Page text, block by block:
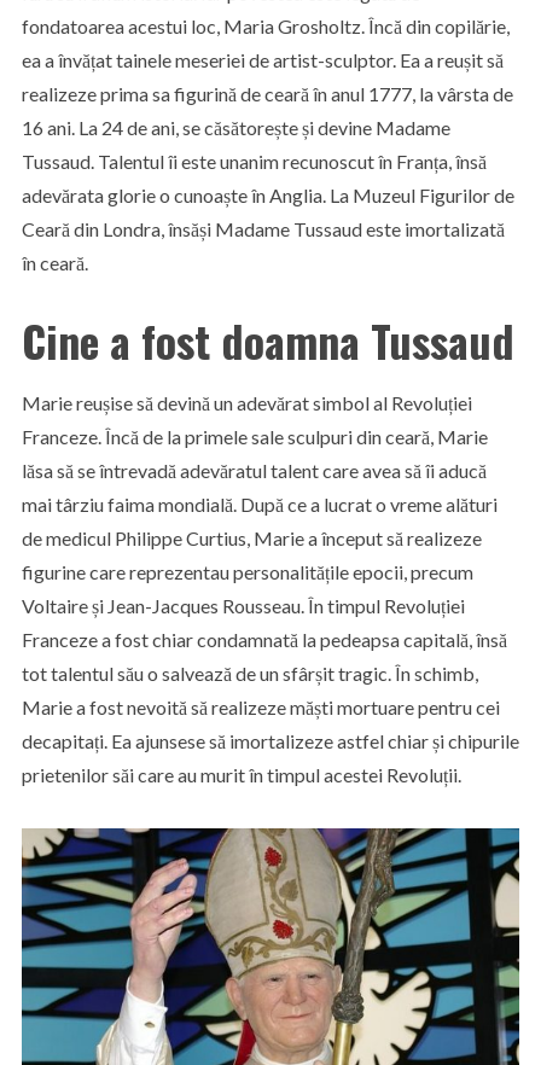
fondatoarea acestui loc, Maria Grosholtz. Încă din copilărie,
ea a învățat tainele meseriei de artist-sculptor. Ea a reușit să
realizeze prima sa figurină de ceară în anul 1777, la vârsta de
16 ani. La 24 de ani, se căsătorește și devine Madame
Tussaud. Talentul îi este unanim recunoscut în Franța, însă
adevărata glorie o cunoaște în Anglia. La Muzeul Figurilor de
Ceară din Londra, însăși Madame Tussaud este imortalizată
în ceară.
Cine a fost doamna Tussaud
Marie reușise să devină un adevărat simbol al Revoluției
Franceze. Încă de la primele sale sculpuri din ceară, Marie
lăsa să se întrevadă adevăratul talent care avea să îi aducă
mai târziu faima mondială. După ce a lucrat o vreme alături
de medicul Philippe Curtius, Marie a început să realizeze
figurine care reprezentau personalitățile epocii, precum
Voltaire și Jean-Jacques Rousseau. În timpul Revoluției
Franceze a fost chiar condamnată la pedeapsa capitală, însă
tot talentul său o salvează de un sfârșit tragic. În schimb,
Marie a fost nevoită să realizeze măști mortuare pentru cei
decapitați. Ea ajunsese să imortalizeze astfel chiar și chipurile
prietenilor săi care au murit în timpul acestei Revoluții.